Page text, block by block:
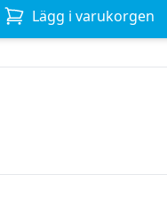
Lägg i varukorgen